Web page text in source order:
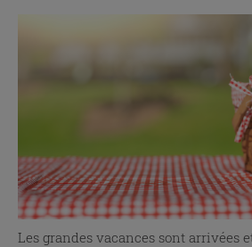
Les grandes vacances sont arrivées